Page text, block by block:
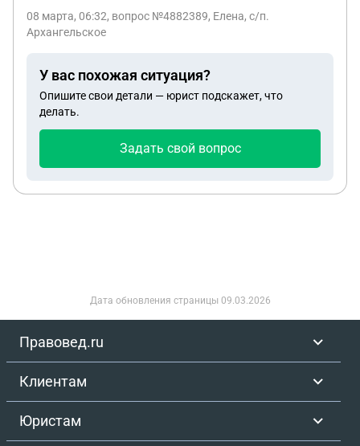
08 марта, 06:32, вопрос №4882389, Елена, с/п.
Архангельское
У вас похожая ситуация?
Опишите свои детали — юрист подскажет, что
делать.
Задать свой вопрос
Дата обновления страницы 09.03.2026
Правовед.ru
Клиентам
Юристам